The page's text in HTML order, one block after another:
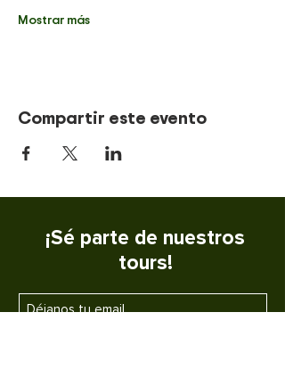
Mostrar más
Compartir este evento
¡Sé parte de nuestros
tours!